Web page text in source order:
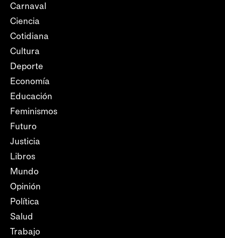
Carnaval
Ciencia
Cotidiana
Cultura
Deporte
Economía
Educación
Feminismos
Futuro
Justicia
Libros
Mundo
Opinión
Política
Salud
Trabajo